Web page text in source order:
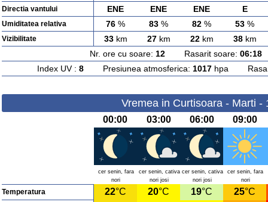
Directia vantului ENE ENE ENE E
Umiditatea relativa 76 % 83 % 82 % 53 %
Vizibilitate 33km 27km 22km 38km
Nr. ore cu soare: 12Rasarit soare: 06:18
Index UV : 8Presiunea atmosferica: 1017hpa
Vremea in Curtisoara - Marti -
00:00 03:00 06:00 09:00
cer senin, fara
nori
cer senin, cativa
nori josi
cer senin, cativa
nori josi
cer senin, fara
nori
Temperatura 22°C 20°C 19°C 25°C